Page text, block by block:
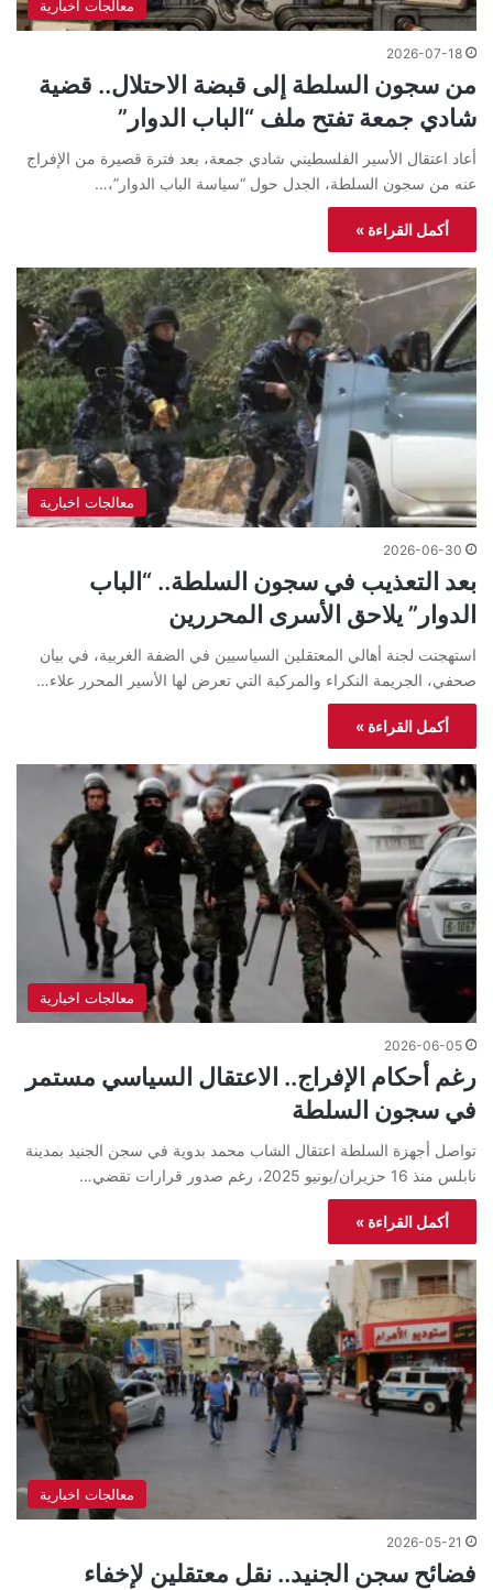
معالجات اخبارية
2026-07-18
من سجون السلطة إلى قبضة الاحتلال.. قضية
شادي جمعة تفتح ملف “الباب الدوار”
أعاد اعتقال الأسير الفلسطيني شادي جمعة، بعد فترة قصيرة من الإفراج
عنه من سجون السلطة، الجدل حول “سياسة الباب الدوار”،…
أكمل القراءة »
معالجات اخبارية
2026-06-30
بعد التعذيب في سجون السلطة.. “الباب
الدوار” يلاحق الأسرى المحررين
استهجنت لجنة أهالي المعتقلين السياسيين في الضفة الغربية، في بيان
صحفي، الجريمة النكراء والمركبة التي تعرض لها الأسير المحرر علاء…
أكمل القراءة »
معالجات اخبارية
2026-06-05
رغم أحكام الإفراج.. الاعتقال السياسي مستمر
في سجون السلطة
تواصل أجهزة السلطة اعتقال الشاب محمد بدوية في سجن الجنيد بمدينة
نابلس منذ 16 حزيران/يونيو 2025، رغم صدور قرارات تقضي…
أكمل القراءة »
معالجات اخبارية
2026-05-21
فضائح سجن الجنيد.. نقل معتقلين لإخفاء